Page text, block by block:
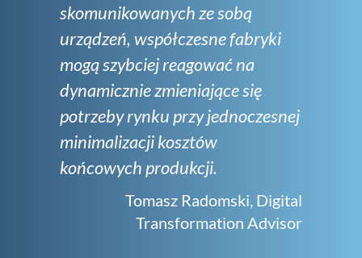
skomunikowanych ze sobą
urządzeń, współczesne fabryki
mogą szybciej reagować na
dynamicznie zmieniające się
potrzeby rynku przy jednoczesnej
minimalizacji kosztów
końcowych produkcji.
Tomasz Radomski, Digital
Transformation Advisor